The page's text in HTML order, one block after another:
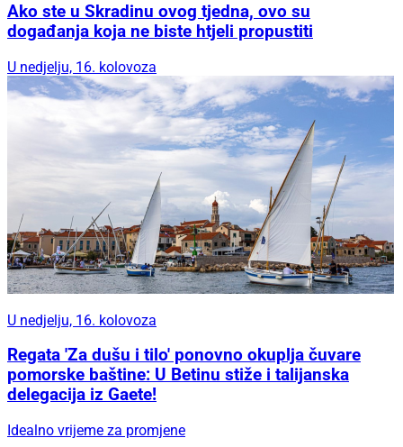
Ako ste u Skradinu ovog tjedna, ovo su
događanja koja ne biste htjeli propustiti
U nedjelju, 16. kolovoza
U nedjelju, 16. kolovoza
Regata 'Za dušu i tilo' ponovno okuplja čuvare
pomorske baštine: U Betinu stiže i talijanska
delegacija iz Gaete!
Idealno vrijeme za promjene